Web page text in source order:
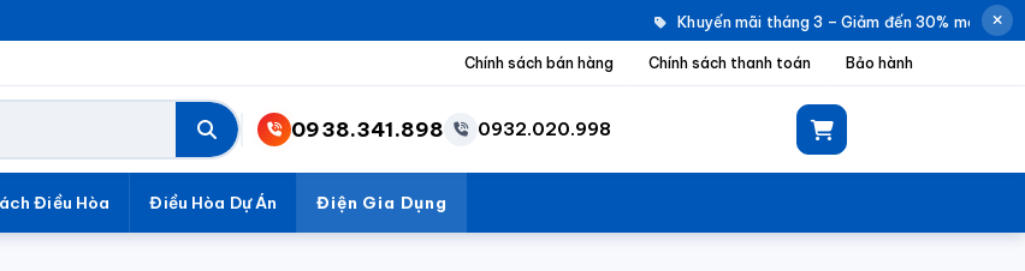
Khuyến mãi tháng 3 – Giảm đến 30% máy
Chính sách bán hàng Chính sách thanh toán Bảo hành
0938.341.898 0932.020.998
Điều Hòa Điều Hòa Dự Án Điện Gia Dụng